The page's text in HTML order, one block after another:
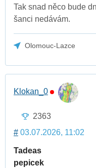
Tak snad něco bude
šanci nedávám.
Olomouc-Lazce
Klokan_0
2363
# 03.07.2026, 11:02
Tadeas
pepicek